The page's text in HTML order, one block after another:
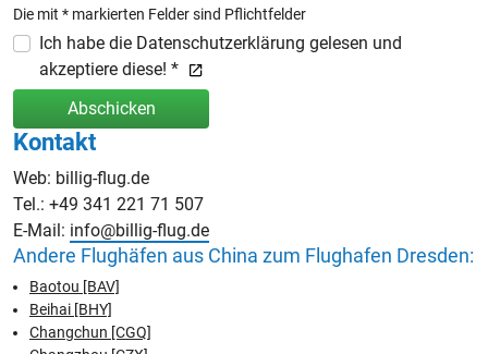
Die mit * markierten Felder sind Pflichtfelder
Ich habe die Datenschutzerklärung gelesen und
akzeptiere diese! *
Abschicken
Kontakt
Web: billig-flug.de
Tel.: +49 341 221 71 507
E-Mail: info@billig-flug.de
Andere Flughäfen aus China zum Flughafen Dresden:
Baotou [BAV]
Beihai [BHY]
Changchun [CGQ]